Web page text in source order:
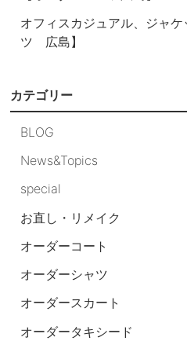
オフィスカジュアル、ジャ
ツ 広島】
カテゴリー
BLOG
News&Topics
special
お直し・リメイク
オーダーコート
オーダーシャツ
オーダースカート
オーダータキシード